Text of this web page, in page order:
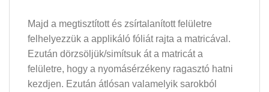
Majd a megtisztított és zsírtalanított felületre
felhelyezzük a applikáló fóliát rajta a matricával.
Ezután dörzsöljük/simítsuk át a matricát a
felületre, hogy a nyomásérzékeny ragasztó hatni
kezdjen. Ezután átlósan valamelyik sarokból